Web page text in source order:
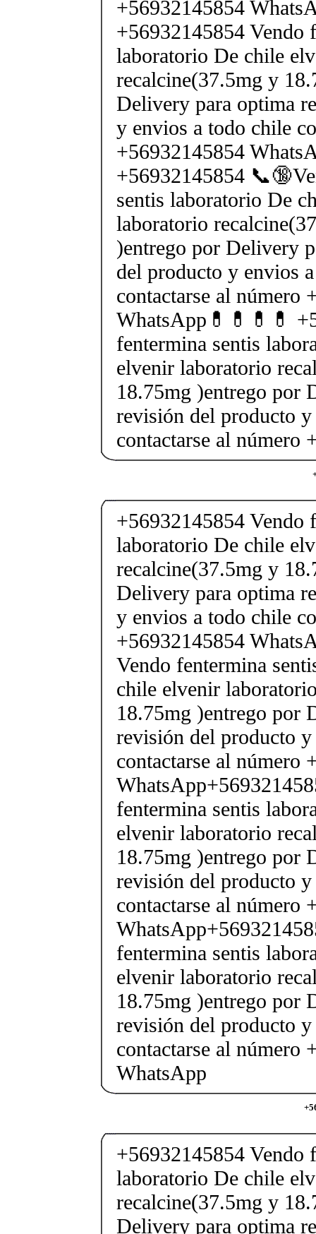
+56932145854
+56932145854 Vendo
laboratorio De chile
recalcine(37.5mg y
Delivery para optima
y envios a todo chile
+56932145854
+56932145854
sentis laboratorio De
laboratorio
)entrego por Delivery
del producto y envios
contactarse al número
WhatsApp💊💊💊💊
fentermina sentis
elvenir laboratorio
18.75mg )entrego por
revisión del producto
contactarse al número
+56932145854 Vendo
laboratorio De chile
recalcine(37.5mg y
Delivery para optima
y envios a todo chile
+56932145854
Vendo fentermina
chile elvenir
18.75mg )entrego por
revisión del producto
contactarse al número
fentermina sentis
elvenir laboratorio
18.75mg )entrego por
revisión del producto
contactarse al número
fentermina sentis
elvenir laboratorio
18.75mg )entrego por
revisión del producto
contactarse al número
WhatsApp
+56932145854 Vendo
laboratorio De chile
recalcine(37.5mg y
Delivery para optima